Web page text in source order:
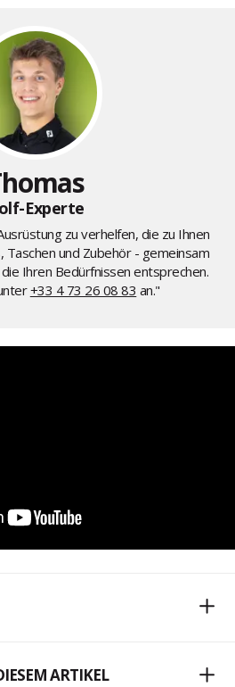
Experte
zu verhelfen, die zu Ihnen
Taschen und Zubehör - gemeinsam
Ihren Bedürfnissen entsprechen.
+33 4 73 26 08 83 an."
ARTIKEL